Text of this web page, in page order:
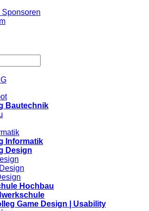
Sponsoren
Bautechnik
Informatik
Design
Hochbau
Game Design | Usability